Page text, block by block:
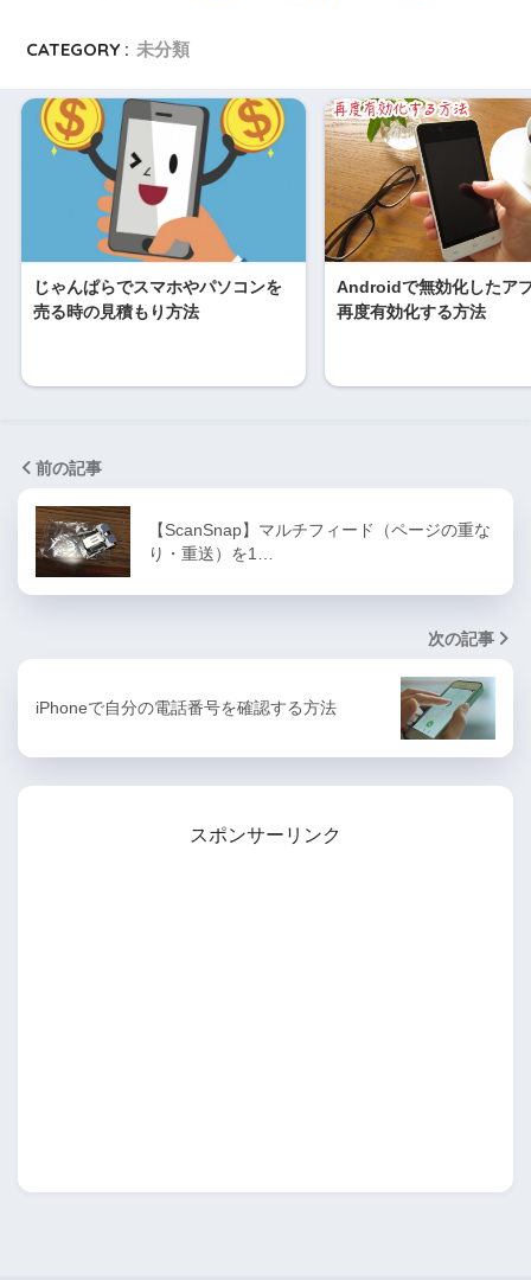
CATEGORY : 未分類
じゃんぱらでスマホやパソコンを
売る時の見積もり方法
Androidで無効化したア
再度有効化する方法
前の記事
【ScanSnap】マルチフィード（ページの重な
り・重送）を1…
次の記事
iPhoneで自分の電話番号を確認する方法
スポンサーリンク